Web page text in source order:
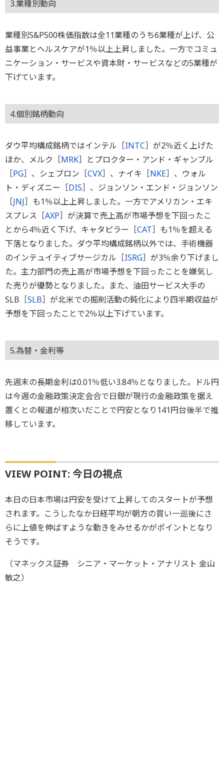
3.業種別動向
業種別S&P500株価指数は全11業種のうち6業種が上げ、公
益事業とヘルスケアが1％以上上昇しました。一方でコミュ
ニケーション・サービスや資本財・サービスなどの5業種が
下げています。
4.個別銘柄動向
ダウ平均構成銘柄ではインテル［INTC］が2％近く上げた
ほか、メルク［MRK］とプロクター・アンド・ギャンブル
［PG］、シェブロン［CVX］、ナイキ［NKE］、ウォル
ト・ディズニー［DIS］、ジョンソン・エンド・ジョンソン
［JNJ］も1％以上上昇しました。一方でアメリカン・エキ
スプレス［AXP］が決算で売上高が市場予想を下回ったこ
とから4％近く下げ、キャタピラー［CAT］も1％を超える
下落となりました。ダウ平均構成銘柄以外では、手術機器
のインテュイティブサージカル［ISRG］が3％余り下げまし
た。主力部門の売上高が市場予想を下回ったことを嫌気し
た売りが優勢となりました。また、油田サービス大手の
SLB［SLB］が北米での掘削活動の鈍化により四半期収益が
予想を下回ったことで2％以上下げています。
5.為替・金利等
先週末の長期金利は0.01％低い3.84％となりました。ドル円
は今週の金融政策決定会合で日銀が現行の金融政策を据え
置くとの報道が相次いだことで円安となり141円台後半で推
移しています。
VIEW POINT: 今日の視点
本日の日本市場は円安を受けて上昇してのスタートが予想
されます。こうしたなか日経平均が朝方の買い一巡後にさ
らに上値を伸ばすような動きをみせるかがポイントとなり
そうです。
（マネックス証券 シニア・マーケット・アナリスト 金山
敏之）